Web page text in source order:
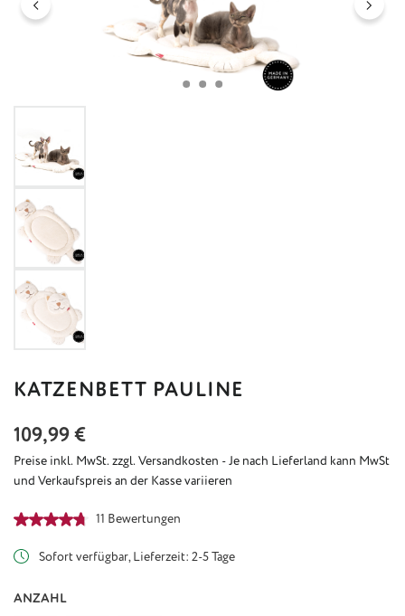
KATZENBETT PAULINE
Regulärer Preis:
109,99 €
Preise inkl. MwSt. zzgl. Versandkosten - Je nach Lieferland kann MwSt
und Verkaufspreis an der Kasse variieren
Durchschnittliche Bewertung von 4.64 von 5 Sternen
11 Bewertungen
Sofort verfügbar, Lieferzeit: 2-5 Tage
ANZAHL